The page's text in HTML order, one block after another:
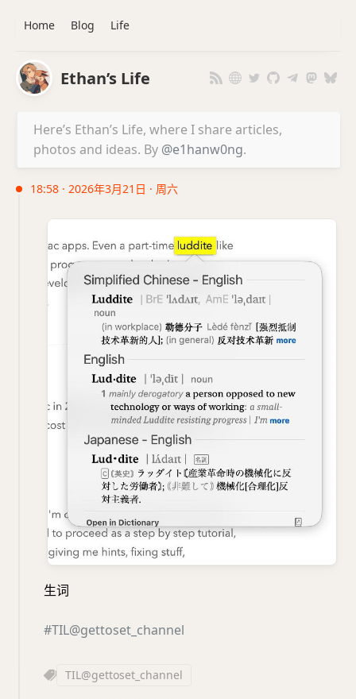
Ethan’s Life
Here’s Ethan’s Life, where I share articles,
photos and ideas. By @e1hanw0ng.
18:58 · 2026年3月21日 · 周六
生词
#TIL@gettoset_channel
TIL@gettoset_channel
Home Blog Life